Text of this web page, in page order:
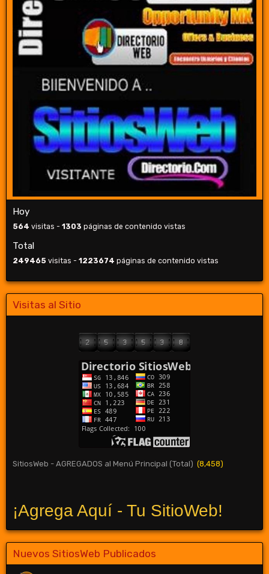
Hoy
564 visitas - 1303 páginas de contenido vistas
Total
249465 visitas - 1223674 páginas de contenido vistas
Visitas al Sitio
SitiosWeb - AGREGADOS al Menú Principal (Total) (8,458)
¡Agrega Aquí - Tu SitioWeb!
Nuevos SitiosWeb Publicados